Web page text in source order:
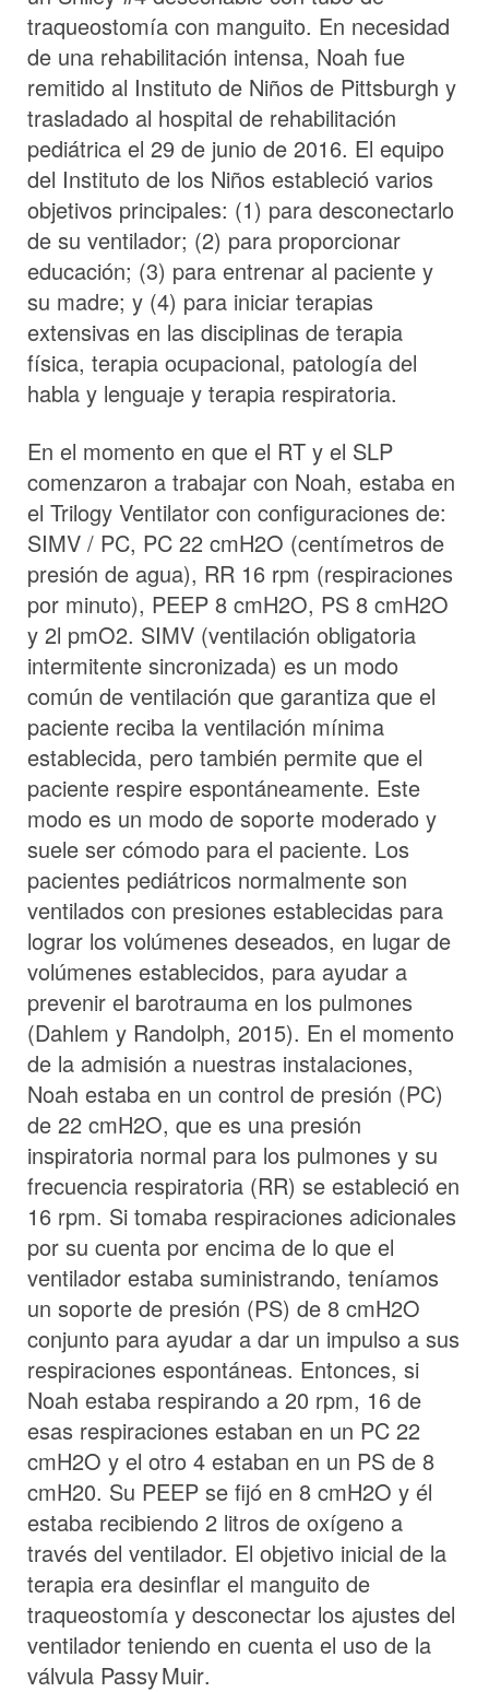
traqueostomía con manguito. En necesidad
de una rehabilitación intensa, Noah fue
remitido al Instituto de Niños de Pittsburgh y
trasladado al hospital de rehabilitación
pediátrica el 29 de junio de 2016. El equipo
del Instituto de los Niños estableció varios
objetivos principales: (1) para desconectarlo
de su ventilador; (2) para proporcionar
educación; (3) para entrenar al paciente y
su madre; y (4) para iniciar terapias
extensivas en las disciplinas de terapia
física, terapia ocupacional, patología del
habla y lenguaje y terapia respiratoria.
En el momento en que el RT y el SLP
comenzaron a trabajar con Noah, estaba en
el Trilogy Ventilator con configuraciones de:
SIMV / PC, PC 22 cmH2O (centímetros de
presión de agua), RR 16 rpm (respiraciones
por minuto), PEEP 8 cmH2O, PS 8 cmH2O
y 2l pmO2. SIMV (ventilación obligatoria
intermitente sincronizada) es un modo
común de ventilación que garantiza que el
paciente reciba la ventilación mínima
establecida, pero también permite que el
paciente respire espontáneamente. Este
modo es un modo de soporte moderado y
suele ser cómodo para el paciente. Los
pacientes pediátricos normalmente son
ventilados con presiones establecidas para
lograr los volúmenes deseados, en lugar de
volúmenes establecidos, para ayudar a
prevenir el barotrauma en los pulmones
(Dahlem y Randolph, 2015). En el momento
de la admisión a nuestras instalaciones,
Noah estaba en un control de presión (PC)
de 22 cmH2O, que es una presión
inspiratoria normal para los pulmones y su
frecuencia respiratoria (RR) se estableció en
16 rpm. Si tomaba respiraciones adicionales
por su cuenta por encima de lo que el
ventilador estaba suministrando, teníamos
un soporte de presión (PS) de 8 cmH2O
conjunto para ayudar a dar un impulso a sus
respiraciones espontáneas. Entonces, si
Noah estaba respirando a 20 rpm, 16 de
esas respiraciones estaban en un PC 22
cmH2O y el otro 4 estaban en un PS de 8
cmH20. Su PEEP se fijó en 8 cmH2O y él
estaba recibiendo 2 litros de oxígeno a
través del ventilador. El objetivo inicial de la
terapia era desinflar el manguito de
traqueostomía y desconectar los ajustes del
ventilador teniendo en cuenta el uso de la
válvula Passy Muir.